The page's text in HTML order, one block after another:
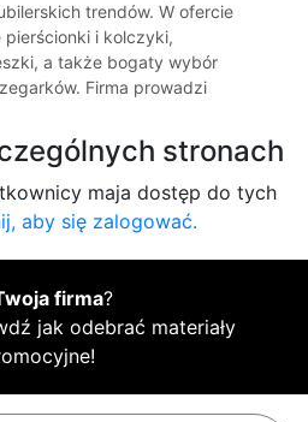
trendów. W ofercie
pierścionki i kolczyki,
a także bogaty wybór
Firma prowadzi
stronach
maja dostęp do tych
aby się zalogować.
firma?
jak odebrać materiały